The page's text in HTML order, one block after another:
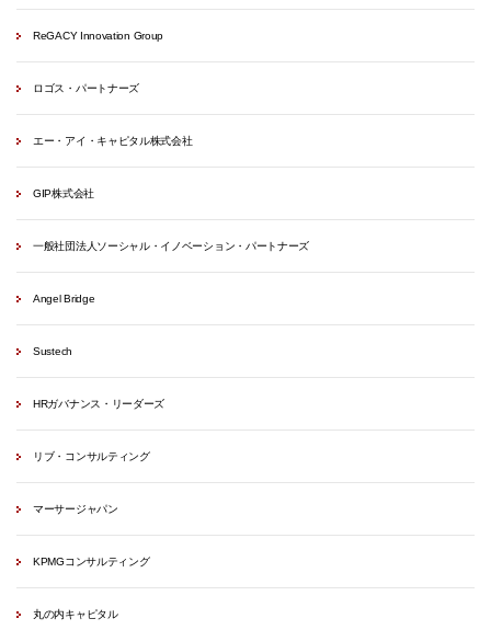
ReGACY Innovation Group
ロゴス・パートナーズ
エー・アイ・キャピタル株式会社
GIP株式会社
一般社団法人ソーシャル・イノベーション・パートナーズ
Angel Bridge
Sustech
HRガバナンス・リーダーズ
リブ・コンサルティング
マーサージャパン
KPMGコンサルティング
丸の内キャピタル